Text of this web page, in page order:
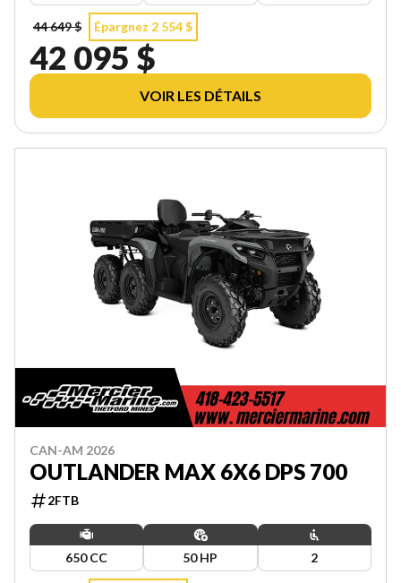
44 649 $ Épargnez 2 554 $
42 095 $
VOIR LES DÉTAILS
CAN-AM 2026
OUTLANDER MAX 6X6 DPS 700
2FTB
650 CC 50 HP 2